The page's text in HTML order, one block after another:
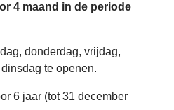
4 maand in de periode
donderdag, vrijdag,
te openen.
6 jaar (tot 31 december